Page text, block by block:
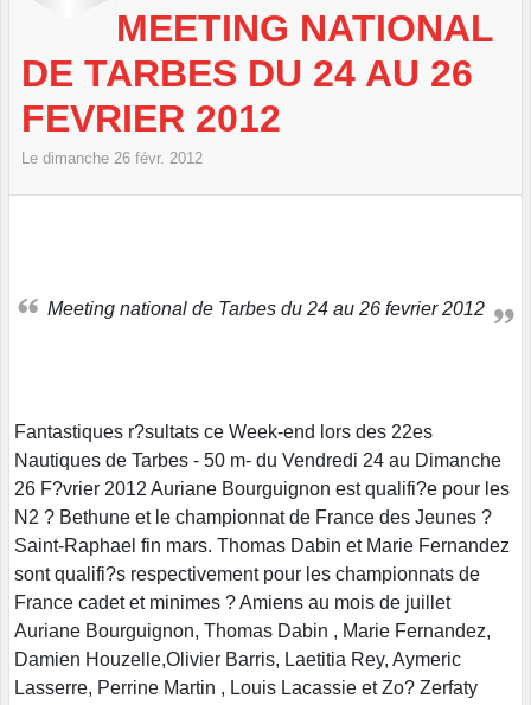
MEETING NATIONAL
DE TARBES DU 24 AU 26
FEVRIER 2012
Le dimanche 26 févr. 2012
Meeting national de Tarbes du 24 au 26 fevrier 2012
Fantastiques r?sultats ce Week-end lors des 22es
Nautiques de Tarbes - 50 m- du Vendredi 24 au Dimanche
26 F?vrier 2012 Auriane Bourguignon est qualifi?e pour les
N2 ? Bethune et le championnat de France des Jeunes ?
Saint-Raphael fin mars. Thomas Dabin et Marie Fernandez
sont qualifi?s respectivement pour les championnats de
France cadet et minimes ? Amiens au mois de juillet
Auriane Bourguignon, Thomas Dabin , Marie Fernandez,
Damien Houzelle,Olivier Barris, Laetitia Rey, Aymeric
Lasserre, Perrine Martin , Louis Lacassie et Zo? Zerfaty